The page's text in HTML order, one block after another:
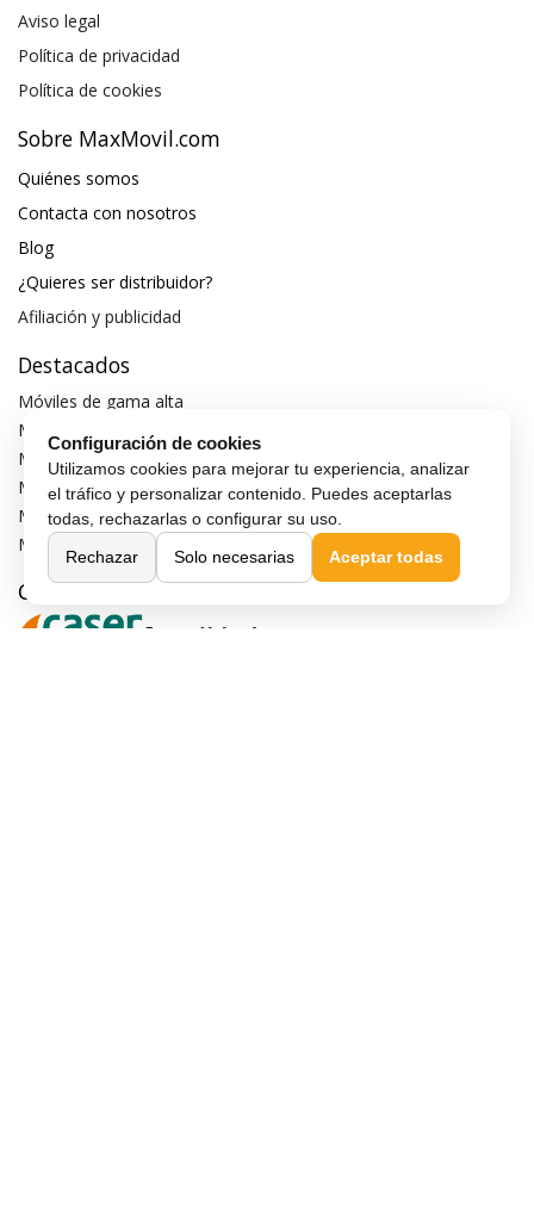
Aviso legal
Política de privacidad
Política de cookies
Sobre MaxMovil.com
Quiénes somos
Contacta con nosotros
Blog
¿Quieres ser distribuidor?
Afiliación y publicidad
Destacados
Móviles de gama alta
Móviles con buena cámara
Móviles sin marcos
Móviles de 6 pulgadas
Móviles todoterreno
Móviles 4G
Confianza y seguridad
Configuración de cookies
Utilizamos cookies para mejorar tu experiencia, analizar
el tráfico y personalizar contenido. Puedes aceptarlas
todas, rechazarlas o configurar su uso.
Rechazar
Solo necesarias Aceptar todas